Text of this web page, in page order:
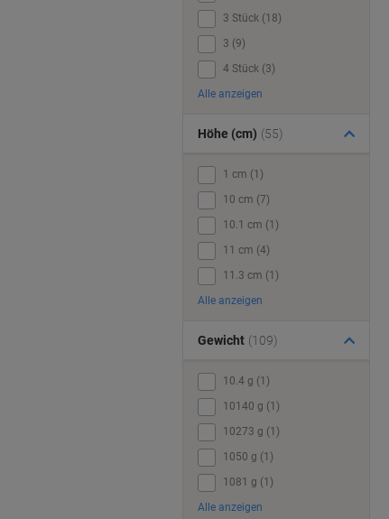
3 Stück (18)
3 (9)
4 Stück (3)
Alle anzeigen
Höhe (cm) (55)
1 cm (1)
10 cm (7)
10.1 cm (1)
11 cm (4)
11.3 cm (1)
Alle anzeigen
Gewicht (109)
10.4 g (1)
10140 g (1)
10273 g (1)
1050 g (1)
1081 g (1)
Alle anzeigen